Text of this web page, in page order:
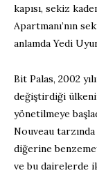
kapısı, sekiz
Apartmanı’nın
anlamda Yedi
Bit Palas, 2002
değiştirdiği
yönetilmeye
Nouveau
diğerine
ve bu dairelerde